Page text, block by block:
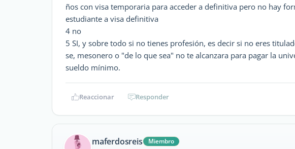
ños con visa temporaria para acceder a definitiva pero no hay
estudiante a visa definitiva
4 no
5 SI, y sobre todo si no tienes profesión, es decir si no eres
se, mesonero o "de lo que sea" no te alcanzara para pagar la
sueldo mínimo.
Reaccionar Responder
maferdosreis
Miembro